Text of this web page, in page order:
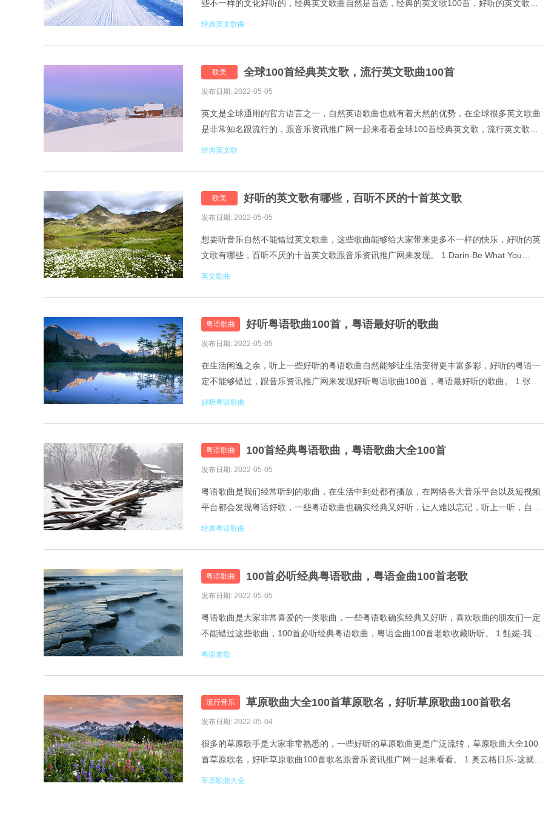
些不一样的文化好听的，经典英文歌曲自然是首选，经典的英文歌100首，好听的英文歌曲
一起来看看。 1.Selena Gomez、Marshmello-Wolve
经典英文歌曲
欧美 全球100首经典英文歌，流行英文歌曲100首
发布日期: 2022-05-05
英文是全球通用的官方语言之一，自然英语歌曲也就有着天然的优势，在全球很多英文歌曲
是非常知名跟流行的，跟音乐资讯推广网一起来看看全球100首经典英文歌，流行英文歌曲
100首。 1.Nuyoah-Kiss Me Baby 2.Justin
经典英文歌
欧美 好听的英文歌有哪些，百听不厌的十首英文歌
发布日期: 2022-05-05
想要听音乐自然不能错过英文歌曲，这些歌曲能够给大家带来更多不一样的快乐，好听的英
文歌有哪些，百听不厌的十首英文歌跟音乐资讯推广网来发现。 1.Darin-Be What You
Wanna Be 2.Sia-Move Your Body
英文歌曲
粤语歌曲 好听粤语歌曲100首，粤语最好听的歌曲
发布日期: 2022-05-05
在生活闲逸之余，听上一些好听的粤语歌曲自然能够让生活变得更丰富多彩，好听的粤语一
定不能够错过，跟音乐资讯推广网来发现好听粤语歌曲100首，粤语最好听的歌曲。 1.张学
友-每天爱你多一些 2.未知歌手-好心分手 3.孙耀威-仍然喜欢你
好听粤语歌曲
粤语歌曲 100首经典粤语歌曲，粤语歌曲大全100首
发布日期: 2022-05-05
粤语歌曲是我们经常听到的歌曲，在生活中到处都有播放，在网络各大音乐平台以及短视频
平台都会发现粤语好歌，一些粤语歌曲也确实经典又好听，让人难以忘记，听上一听，自然
也是极佳，100首经典粤语歌曲，粤语歌曲大全100首一起发现。 1.未知歌手-
经典粤语歌曲
粤语歌曲 100首必听经典粤语歌曲，粤语金曲100首老歌
发布日期: 2022-05-05
粤语歌曲是大家非常喜爱的一类歌曲，一些粤语歌确实经典又好听，喜欢歌曲的朋友们一定
不能错过这些歌曲，100首必听经典粤语歌曲，粤语金曲100首老歌收藏听听。 1.甄妮-我曾
用心爱着你 2.许冠杰-最紧要好玩 3.王晴-月半小夜曲 4.
粤语老歌
流行音乐 草原歌曲大全100首草原歌名，好听草原歌曲100首歌名
发布日期: 2022-05-04
很多的草原歌手是大家非常熟悉的，一些好听的草原歌曲更是广泛流转，草原歌曲大全100
首草原歌名，好听草原歌曲100首歌名跟音乐资讯推广网一起来看看。 1.奥云格日乐-这就是
草原 2.东方红艳、赵真-火火的姑娘 (DJ何鹏版) 3.兰卡措
草原歌曲大全